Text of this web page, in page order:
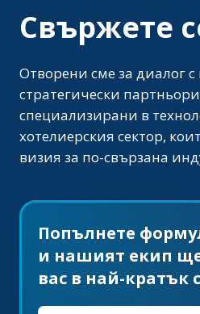
Свържете
Отворени сме за диалог
стратегически
специализирани в
хотелиерския сектор,
визия за по-свързана
Попълнете
и нашият екип
вас в най-кратък